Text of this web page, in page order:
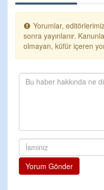
Yorumlar,
sonra yayınlanır.
olmayan, küfür içeren
Yorum Gönder